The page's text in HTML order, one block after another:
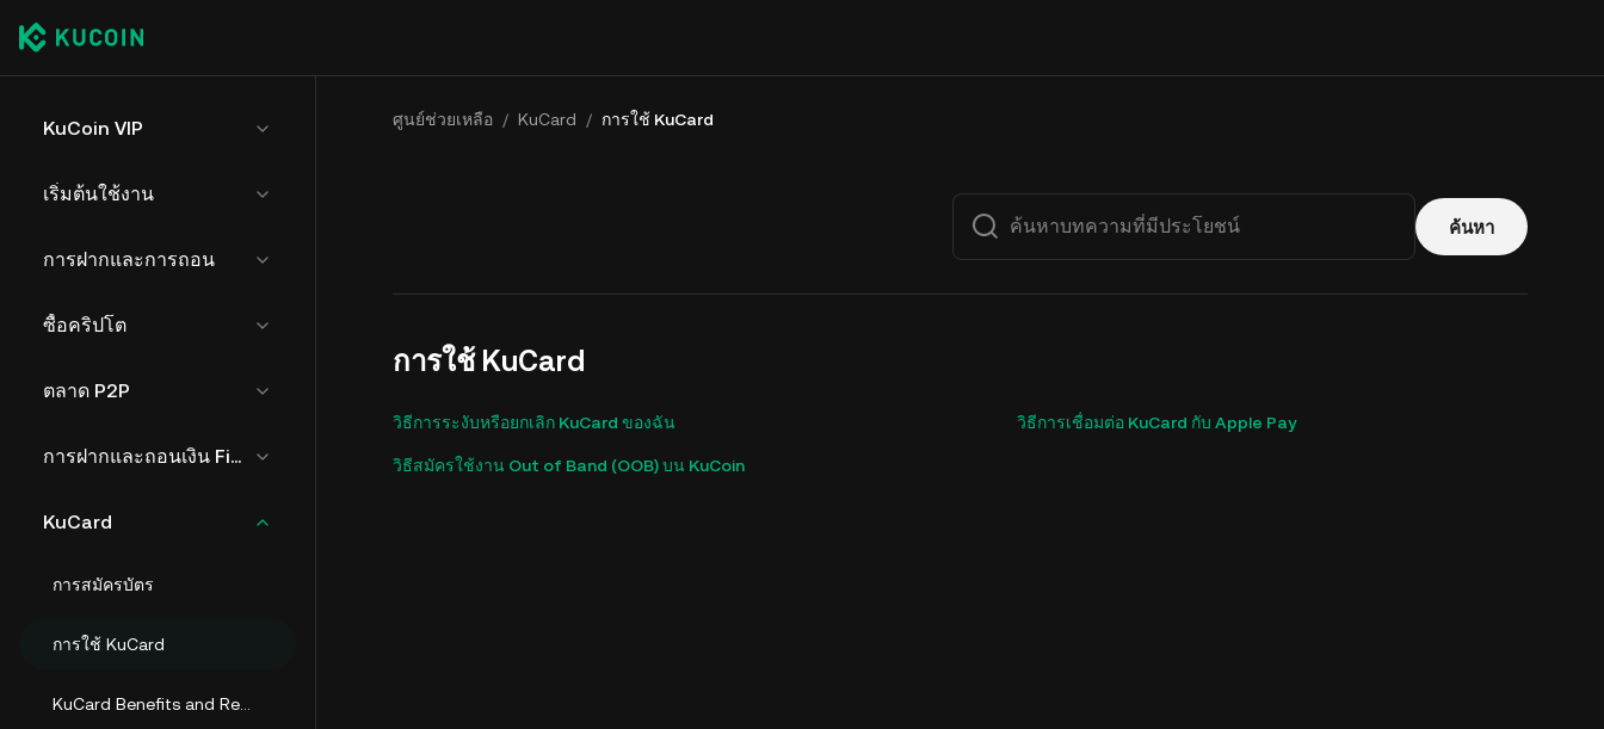
KuCoin VIP
เริ่มต้นใช้งาน
การฝากและการถอน
ซื้อคริปโต
ตลาด P2P
การฝากและถอนเงิน Fiat
KuCard
การสมัครบัตร
การใช้ KuCard
ศูนย์ช่วยเหลือ / KuCard / การใช้ KuCard
ค้นหา
การใช้ KuCard
วิธีการระงับหรือยกเลิก KuCard ของฉัน วิธีการเชื่อมต่อ KuCard กับ Apple Pay
วิธีสมัครใช้งาน Out of Band (OOB) บน KuCoin